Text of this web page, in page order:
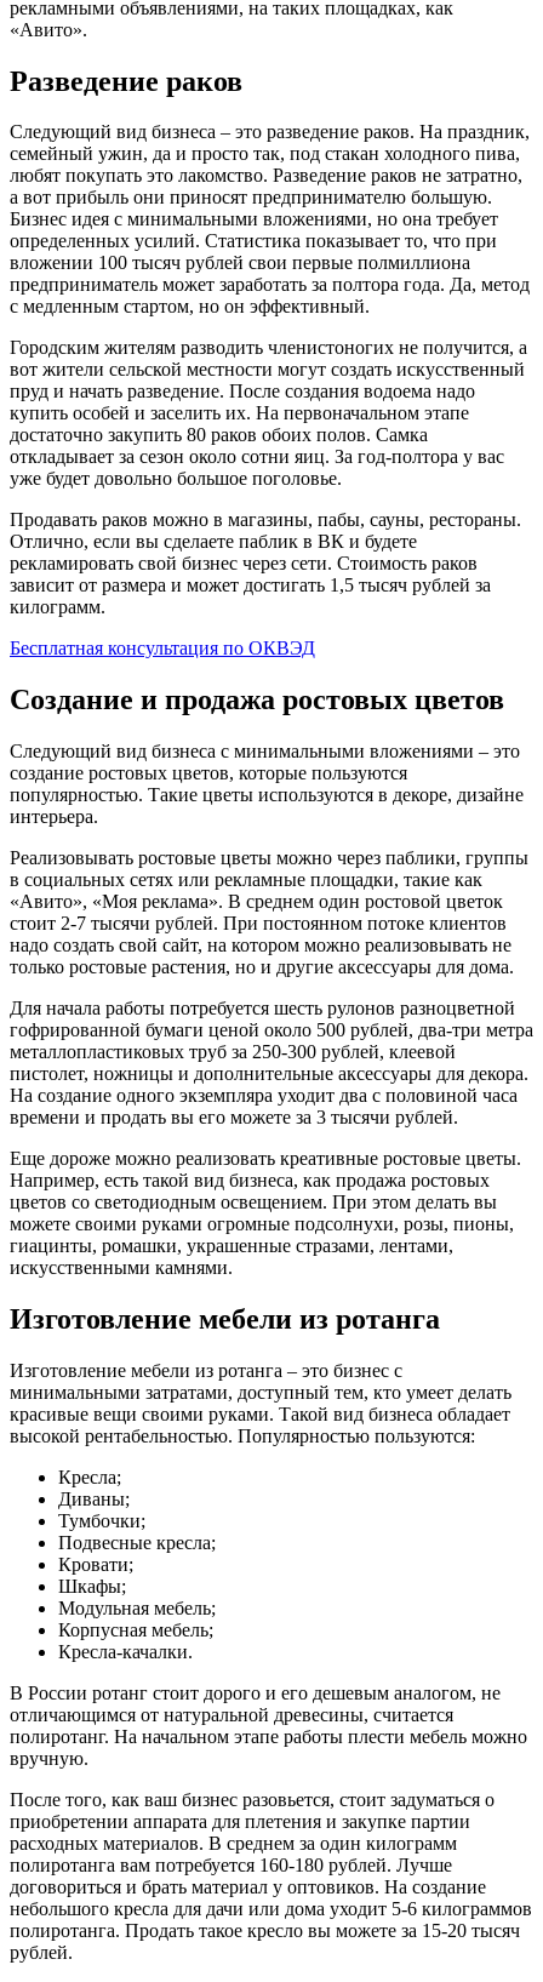
рекламными объявлениями, на таких площадках, как
«Авито».
Разведение раков
Следующий вид бизнеса – это разведение раков. На праздник,
семейный ужин, да и просто так, под стакан холодного пива,
любят покупать это лакомство. Разведение раков не затратно,
а вот прибыль они приносят предпринимателю большую.
Бизнес идея с минимальными вложениями, но она требует
определенных усилий. Статистика показывает то, что при
вложении 100 тысяч рублей свои первые полмиллиона
предприниматель может заработать за полтора года. Да, метод
с медленным стартом, но он эффективный.
Городским жителям разводить членистоногих не получится, а
вот жители сельской местности могут создать искусственный
пруд и начать разведение. После создания водоема надо
купить особей и заселить их. На первоначальном этапе
достаточно закупить 80 раков обоих полов. Самка
откладывает за сезон около сотни яиц. За год-полтора у вас
уже будет довольно большое поголовье.
Продавать раков можно в магазины, пабы, сауны, рестораны.
Отлично, если вы сделаете паблик в ВК и будете
рекламировать свой бизнес через сети. Стоимость раков
зависит от размера и может достигать 1,5 тысяч рублей за
килограмм.
Бесплатная консультация по ОКВЭД
Создание и продажа ростовых цветов
Следующий вид бизнеса с минимальными вложениями – это
создание ростовых цветов, которые пользуются
популярностью. Такие цветы используются в декоре, дизайне
интерьера.
Реализовывать ростовые цветы можно через паблики, группы
в социальных сетях или рекламные площадки, такие как
«Авито», «Моя реклама». В среднем один ростовой цветок
стоит 2-7 тысячи рублей. При постоянном потоке клиентов
надо создать свой сайт, на котором можно реализовывать не
только ростовые растения, но и другие аксессуары для дома.
Для начала работы потребуется шесть рулонов разноцветной
гофрированной бумаги ценой около 500 рублей, два-три метра
металлопластиковых труб за 250-300 рублей, клеевой
пистолет, ножницы и дополнительные аксессуары для декора.
На создание одного экземпляра уходит два с половиной часа
времени и продать вы его можете за 3 тысячи рублей.
Еще дороже можно реализовать креативные ростовые цветы.
Например, есть такой вид бизнеса, как продажа ростовых
цветов со светодиодным освещением. При этом делать вы
можете своими руками огромные подсолнухи, розы, пионы,
гиацинты, ромашки, украшенные стразами, лентами,
искусственными камнями.
Изготовление мебели из ротанга
Изготовление мебели из ротанга – это бизнес с
минимальными затратами, доступный тем, кто умеет делать
красивые вещи своими руками. Такой вид бизнеса обладает
высокой рентабельностью. Популярностью пользуются:
Кресла;
Диваны;
Тумбочки;
Подвесные кресла;
Кровати;
Шкафы;
Модульная мебель;
Корпусная мебель;
Кресла-качалки.
В России ротанг стоит дорого и его дешевым аналогом, не
отличающимся от натуральной древесины, считается
полиротанг. На начальном этапе работы плести мебель можно
вручную.
После того, как ваш бизнес разовьется, стоит задуматься о
приобретении аппарата для плетения и закупке партии
расходных материалов. В среднем за один килограмм
полиротанга вам потребуется 160-180 рублей. Лучше
договориться и брать материал у оптовиков. На создание
небольшого кресла для дачи или дома уходит 5-6 килограммов
полиротанга. Продать такое кресло вы можете за 15-20 тысяч
рублей.